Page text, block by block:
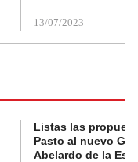
13/07/2023
Listas las
Pasto al nuevo
Abelardo de la